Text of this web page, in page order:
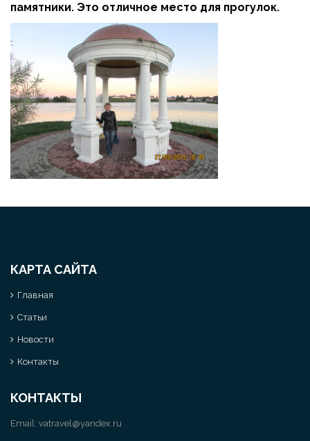
памятники. Это отличное место для прогулок.
КАРТА САЙТА
Главная
Статьи
Новости
Контакты
КОНТАКТЫ
Email: vatravel@yandex.ru